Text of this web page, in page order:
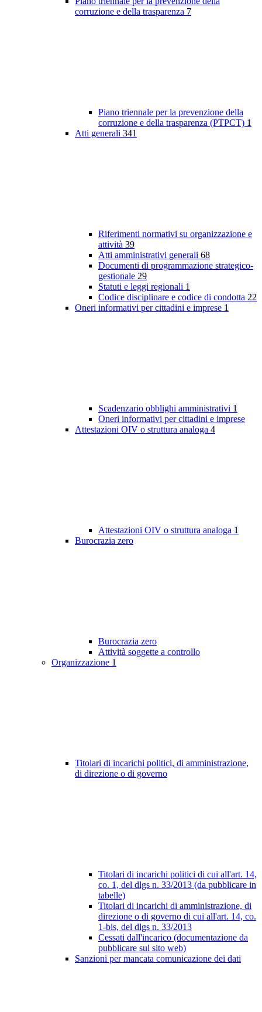
corruzione e della trasparenza 7
Piano triennale per la prevenzione della
corruzione e della trasparenza (PTPCT) 1
Atti generali 341
Riferimenti normativi su organizzazione e
attività 39
Atti amministrativi generali 68
Documenti di programmazione strategico-
gestionale 29
Statuti e leggi regionali 1
Codice disciplinare e codice di condotta 22
Oneri informativi per cittadini e imprese 1
Scadenzario obblighi amministrativi 1
Oneri informativi per cittadini e imprese
Attestazioni OIV o struttura analoga 4
Attestazioni OIV o struttura analoga 1
Burocrazia zero
Burocrazia zero
Attività soggette a controllo
Organizzazione 1
Titolari di incarichi politici, di amministrazione,
di direzione o di governo
Titolari di incarichi politici di cui all'art. 14,
co. 1, del dlgs n. 33/2013 (da pubblicare in
tabelle)
Titolari di incarichi di amministrazione, di
direzione o di governo di cui all'art. 14, co.
1-bis, del dlgs n. 33/2013
Cessati dall'incarico (documentazione da
pubblicare sul sito web)
Sanzioni per mancata comunicazione dei dati